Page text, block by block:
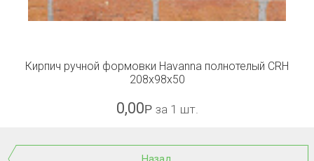
Кирпич ручной формовки Havanna полнотелый CRH
208x98x50
0,00Р за 1 шт.